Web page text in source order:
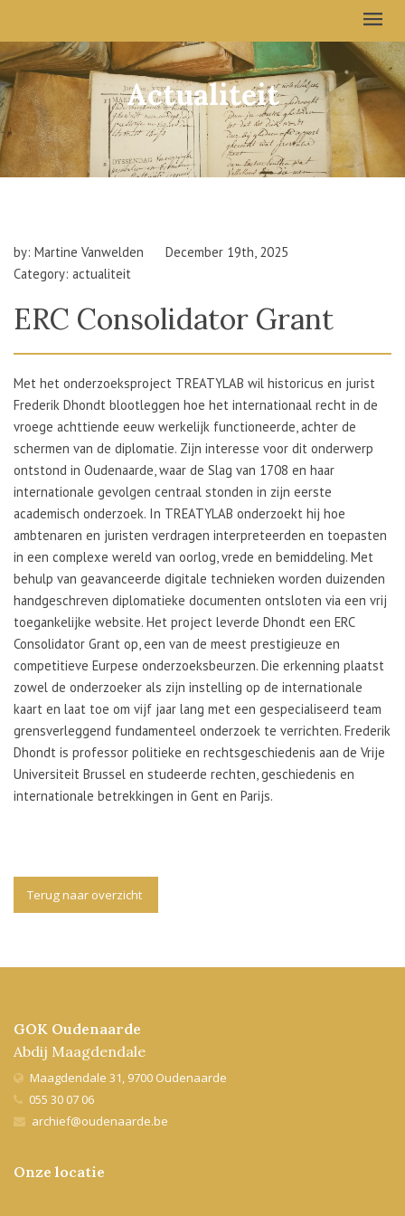
Actualiteit
by: Martine Vanwelden
December 19th, 2025
Category: actualiteit
ERC Consolidator Grant
Met het onderzoeksproject TREATYLAB wil historicus en jurist
Frederik Dhondt blootleggen hoe het internationaal recht in de
vroege achttiende eeuw werkelijk functioneerde, achter de
schermen van de diplomatie. Zijn interesse voor dit onderwerp
ontstond in Oudenaarde, waar de Slag van 1708 en haar
internationale gevolgen centraal stonden in zijn eerste
academisch onderzoek. In TREATYLAB onderzoekt hij hoe
ambtenaren en juristen verdragen interpreteerden en toepasten
in een complexe wereld van oorlog, vrede en bemiddeling. Met
behulp van geavanceerde digitale technieken worden duizenden
handgeschreven diplomatieke documenten ontsloten via een vrij
toegankelijke website. Het project leverde Dhondt een ERC
Consolidator Grant op, een van de meest prestigieuze en
competitieve Eurpese onderzoeksbeurzen. Die erkenning plaatst
zowel de onderzoeker als zijn instelling op de internationale
kaart en laat toe om vijf jaar lang met een gespecialiseerd team
grensverleggend fundamenteel onderzoek te verrichten. Frederik
Dhondt is professor politieke en rechtsgeschiedenis aan de Vrije
Universiteit Brussel en studeerde rechten, geschiedenis en
internationale betrekkingen in Gent en Parijs.
Terug naar overzicht
GOK Oudenaarde
Abdij Maagdendale
Maagdendale 31, 9700 Oudenaarde
055 30 07 06
archief@oudenaarde.be
Onze locatie